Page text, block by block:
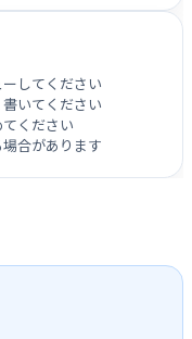
してください
いてください
ください
合があります